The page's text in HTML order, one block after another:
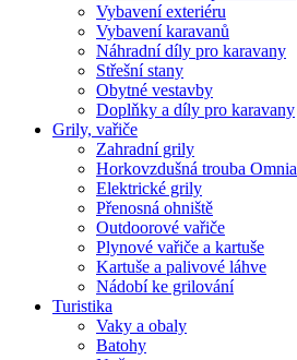
Vybavení exteriéru
Vybavení karavanů
Náhradní díly pro karavany
Střešní stany
Obytné vestavby
Doplňky a díly pro karavany
Grily, vařiče
Zahradní grily
Horkovzdušná trouba Omnia
Elektrické grily
Přenosná ohniště
Outdoorové vařiče
Plynové vařiče a kartuše
Kartuše a palivové láhve
Nádobí ke grilování
Turistika
Vaky a obaly
Batohy